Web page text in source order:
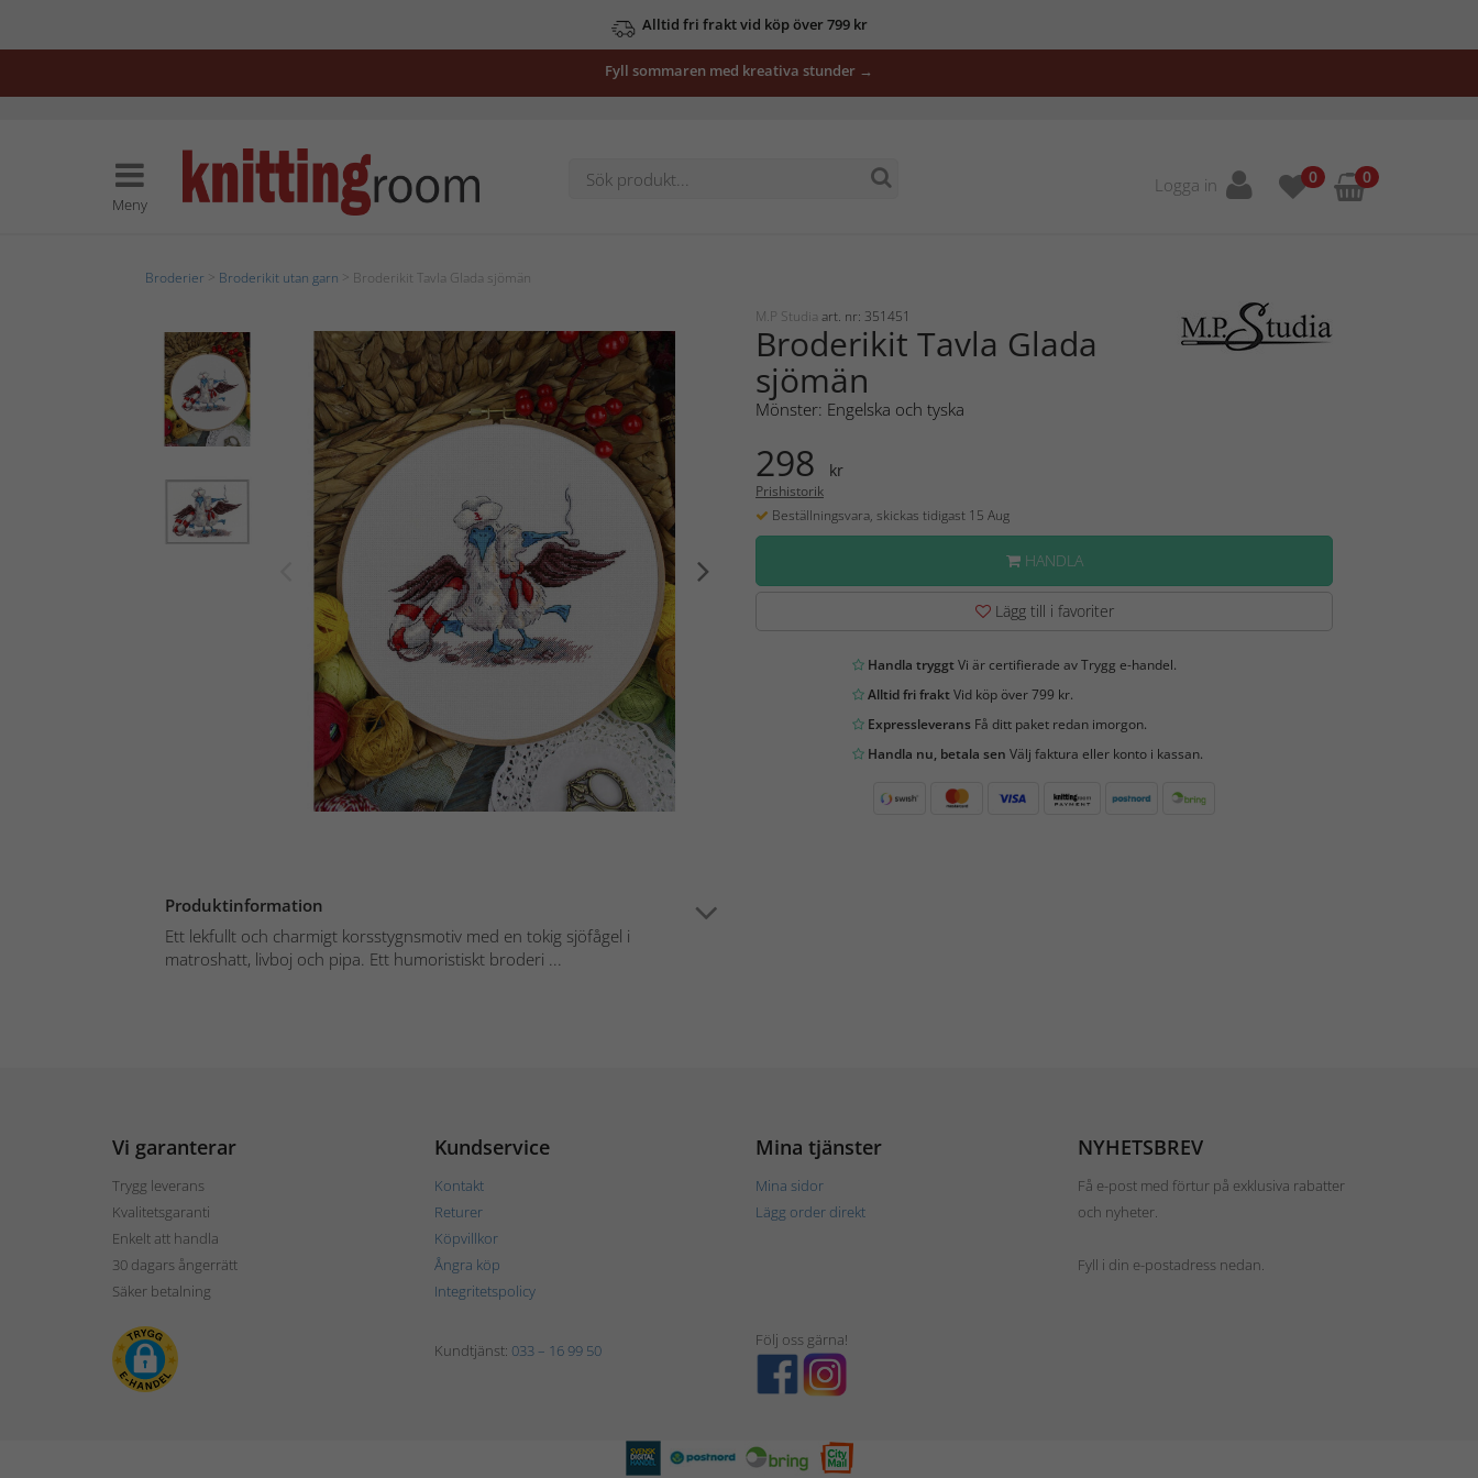
Alltid fri frakt vid köp över 799 kr
Fyll sommaren med kreativa stunder →
Meny
Logga in 0 0
Broderier Broderikit utan garn > Broderikit Tavla Glada sjömän
Produktinformation
Ett lekfullt och charmigt korsstygnsmotiv med en tokig sjöfågel i
matroshatt, livboj och pipa. Ett humoristiskt broderi ...
M.P Studia art. nr: 351451
Broderikit Tavla Glada
sjömän
Mönster: Engelska och tyska
298 kr
Prishistorik
Beställningsvara, skickas tidigast 15 Aug
HANDLA
Lägg till i favoriter
Handla tryggtVi är certifierade av Trygg e-handel.
Alltid fri fraktVid köp över 799 kr.
ExpressleveransFå ditt paket redan imorgon.
Handla nu, betala sen Välj faktura eller konto i kassan.
Vi garanterar
Trygg leverans
Kvalitetsgaranti
Enkelt att handla
30 dagars ångerrätt
Säker betalning
Kundservice
Kontakt
Returer
Köpvillkor
Ångra köp
Integritetspolicy
Mina tjänster
Mina sidor
Lägg order direkt
NYHETSBREV
Få e-post med förtur på exklusiva rabatter
och nyheter.
Fyll i din e-postadress nedan.
Kundtjänst: 033 – 16 99 50
Följ oss gärna!